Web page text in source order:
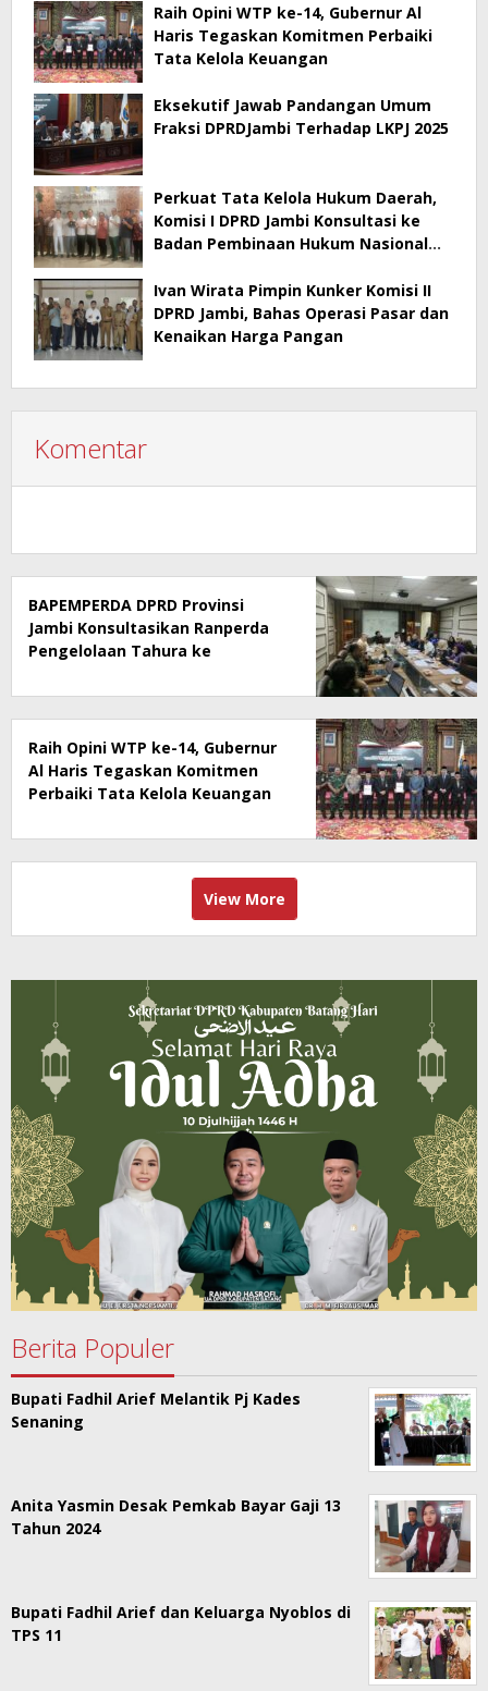
Raih Opini WTP ke-14, Gubernur Al
Haris Tegaskan Komitmen Perbaiki
Tata Kelola Keuangan
Eksekutif Jawab Pandangan Umum
Fraksi DPRDJambi Terhadap LKPJ 2025
Perkuat Tata Kelola Hukum Daerah,
Komisi I DPRD Jambi Konsultasi ke
Badan Pembinaan Hukum Nasional
Ivan Wirata Pimpin Kunker Komisi II
DPRD Jambi, Bahas Operasi Pasar dan
Kenaikan Harga Pangan
Komentar
BAPEMPERDA DPRD Provinsi
Jambi Konsultasikan Ranperda
Pengelolaan Tahura ke
Raih Opini WTP ke-14, Gubernur
Al Haris Tegaskan Komitmen
Perbaiki Tata Kelola Keuangan
View More
Berita Populer
Bupati Fadhil Arief Melantik Pj Kades
Senaning
Anita Yasmin Desak Pemkab Bayar Gaji 13
Tahun 2024
Bupati Fadhil Arief dan Keluarga Nyoblos di
TPS 11